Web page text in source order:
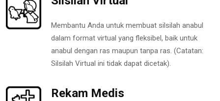
Membantu Anda untuk membuat silsilah anabul
dalam format virtual yang fleksibel, baik untuk
anabul dengan ras maupun tanpa ras. (Catatan:
Silsilah Virtual ini tidak dapat dicetak).
Rekam Medis